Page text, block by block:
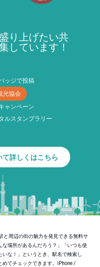
り上げたい共
しています！
ッジで投稿
協会
ャンペーン
ルスタンプラリー
て詳しくはこちら
と周辺の街の魅力を発見できる無料サ
場所があるんだろう？」「いつも使
な！」というとき、駅名で検索し
めてチェックできます。iPhone /